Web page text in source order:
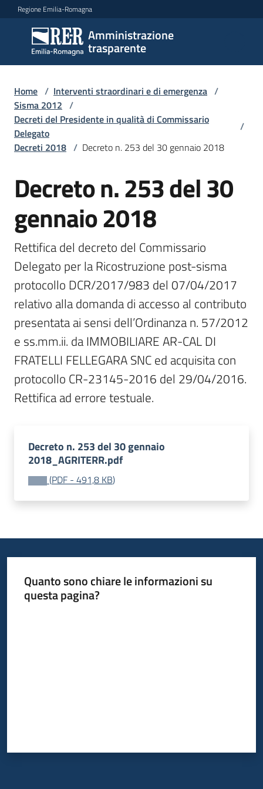
Vai al contenuto
Vai alla navigazione
Vai al footer
Regione Emilia-Romagna
Amministrazione
trasparente
Amministrazione
trasparente
Sottosezioni
Accesso
Home / Interventi straordinari e di emergenza /
Sisma 2012 /
Decreti del Presidente in qualità di Commissario
Delegato
/
Decreti 2018 / Decreto n. 253 del 30 gennaio 2018
Decreto n. 253 del 30
gennaio 2018
Rettifica del decreto del Commissario
Delegato per la Ricostruzione post-sisma
protocollo DCR/2017/983 del 07/04/2017
relativo alla domanda di accesso al contributo
presentata ai sensi dell’Ordinanza n. 57/2012
e ss.mm.ii. da IMMOBILIARE AR-CAL DI
FRATELLI FELLEGARA SNC ed acquisita con
protocollo CR-23145-2016 del 29/04/2016.
Rettifica ad errore testuale.
Decreto n. 253 del 30 gennaio
2018_AGRITERR.pdf
(PDF - 491,8 KB)
Quanto sono chiare le informazioni su
questa pagina?